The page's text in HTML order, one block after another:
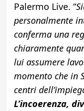
Palermo Live. “
personalmente
conferma una
chiaramente
lui assumere
momento che in
centri
L’incoerenza,